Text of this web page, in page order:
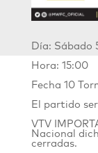
Día: Sábado
Hora: 15:00
Fecha 10
El partido
VTV
Nacional
cerradas.